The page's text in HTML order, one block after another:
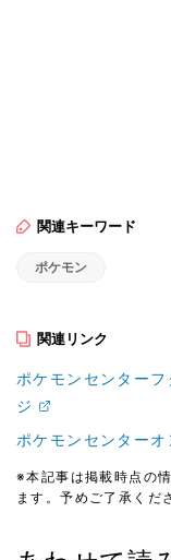
関連キーワード
ポケモン
関連リンク
ポケモンセンター
ジ
ポケモンセンターオ
※本記事は掲載時点の
ます。予めご了承くだ